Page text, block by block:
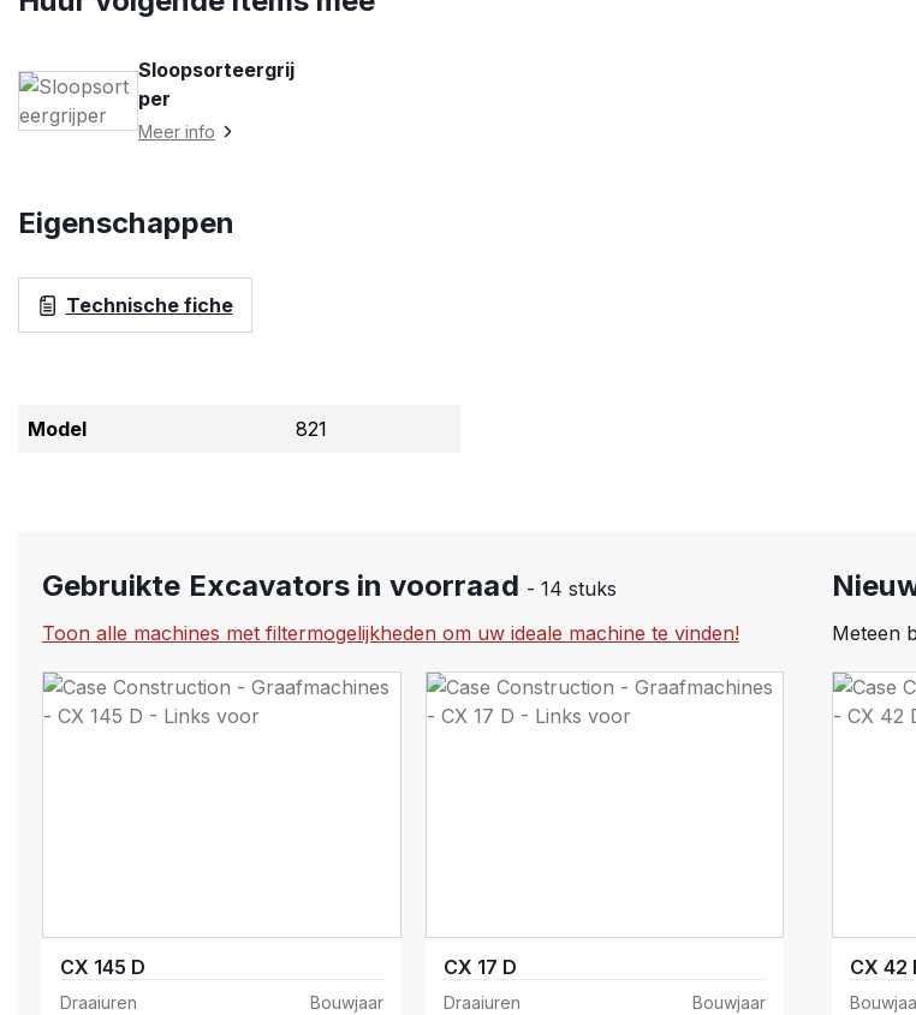
Sloopsorteergrij
per
Meer info
Eigenschappen
Technische fiche
Model 821
Gebruikte Excavators in voorraad - 14 stuks
Toon alle machines met filtermogelijkheden om uw ideale machine te vinden!
CX 145 D
Draaiuren Bouwjaar
CX 17 D
Draaiuren Bouwjaar
Meteen
CX 42